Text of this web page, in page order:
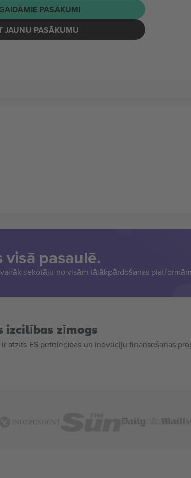
PASĀKUMI
JAUNU PASĀKUMU
visā pasaulē.
sekotāju no visām tālākpārdošanas
izcilības zīmogs
atzīts ES pētniecības un inovāciju finansēšanas